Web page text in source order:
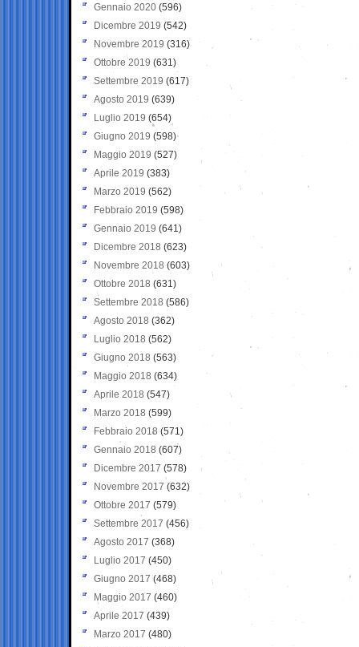
Gennaio 2020 (596)
Dicembre 2019 (542)
Novembre 2019 (316)
Ottobre 2019 (631)
Settembre 2019 (617)
Agosto 2019 (639)
Luglio 2019 (654)
Giugno 2019 (598)
Maggio 2019 (527)
Aprile 2019 (383)
Marzo 2019 (562)
Febbraio 2019 (598)
Gennaio 2019 (641)
Dicembre 2018 (623)
Novembre 2018 (603)
Ottobre 2018 (631)
Settembre 2018 (586)
Agosto 2018 (362)
Luglio 2018 (562)
Giugno 2018 (563)
Maggio 2018 (634)
Aprile 2018 (547)
Marzo 2018 (599)
Febbraio 2018 (571)
Gennaio 2018 (607)
Dicembre 2017 (578)
Novembre 2017 (632)
Ottobre 2017 (579)
Settembre 2017 (456)
Agosto 2017 (368)
Luglio 2017 (450)
Giugno 2017 (468)
Maggio 2017 (460)
Aprile 2017 (439)
Marzo 2017 (480)